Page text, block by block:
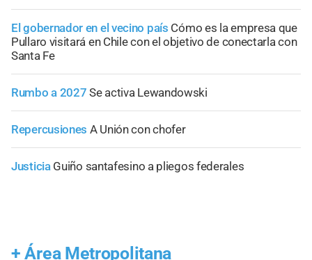
El gobernador en el vecino país Cómo es la empresa que
Pullaro visitará en Chile con el objetivo de conectarla con
Santa Fe
Rumbo a 2027 Se activa Lewandowski
Repercusiones A Unión con chofer
Justicia Guiño santafesino a pliegos federales
+ Área Metropolitana